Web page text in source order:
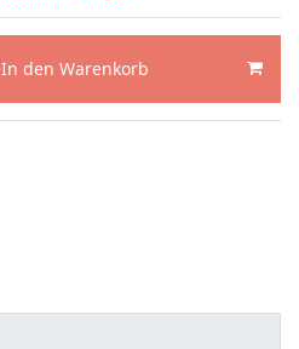
In den Warenkorb